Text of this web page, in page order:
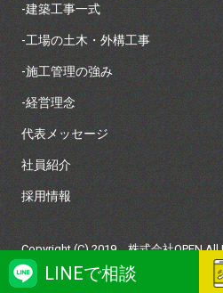
LINEで相談
-建築工事一式
-工場の土木・外構工事
-施工管理の強み
-経営理念
代表メッセージ
社員紹介
採用情報
Copyright (C) 2019 株式会社OPEN All